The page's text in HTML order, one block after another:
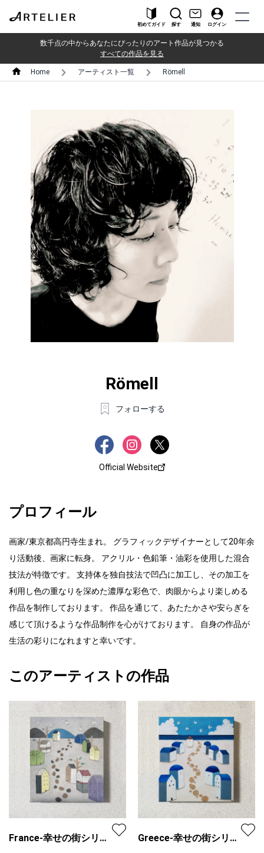
初めてガイド 探す 通知 ログイン
数千点の中からあなたにぴったりのアート作品が見つかる
すべての作品を見る
Home アーティスト一覧 Römell
Römell
フォローする
Official Website
プロフィール
画家/東京都高円寺生まれ。 グラフィックデザイナーとして20年余
り活動後、画家に転身。 アクリル・色鉛筆・油彩を使用した混合
技法が特徴です。 支持体を独自技法で凹凸に加工し、その加工を
利用し色の重なりを深めた濃厚な彩色で、肉眼からより楽しめる
作品を制作しております。 作品を通じて、あたたかさや安らぎを
感じて頂けるような作品制作を心がけております。 自身の作品が
生活の彩りになれますと幸いです。
このアーティストの作品
France-幸せの街シリー
Greece-幸せの街シリー